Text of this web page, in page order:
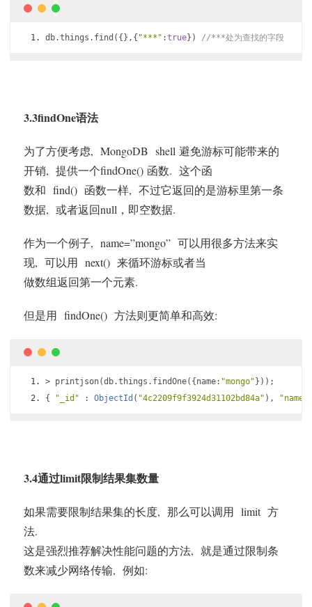
db.things . find ({},{ "***" :true}) //***处为查找的字段
3.3findOne语法
为了方便考虑, MongoDB shell 避免游标可能带来的
开销, 提供一个findOne() 函数. 这个函
数和 find() 函数一样, 不过它返回的是游标里第一条
数据, 或者返回null，即空数据.
作为一个例子, name=”mongo” 可以用很多方法来实
现, 可以用 next() 来循环游标或者当
做数组返回第一个元素.
但是用 findOne() 方法则更简单和高效:
> printjson(db.things . findOne({ name: "mongo" }));
{
"_id" : ObjectId ( "4c2209f9f3924d31102bd84a" ), "name"
3.4通过limit限制结果集数量
如果需要限制结果集的长度, 那么可以调用 limit 方
法.
这是强烈推荐解决性能问题的方法, 就是通过限制条
数来减少网络传输, 例如: